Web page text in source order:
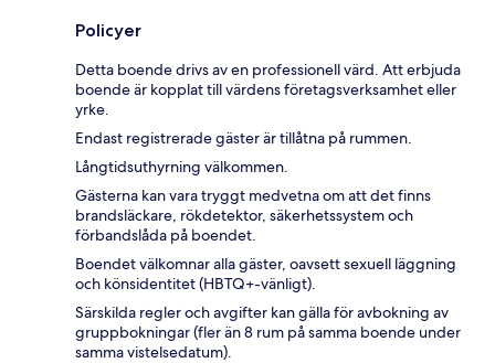
Policyer
Detta boende drivs av en professionell värd. Att erbjuda
boende är kopplat till värdens företagsverksamhet eller
yrke.
Endast registrerade gäster är tillåtna på rummen.
Långtidsuthyrning välkommen.
Gästerna kan vara tryggt medvetna om att det finns
brandsläckare, rökdetektor, säkerhetssystem och
förbandslåda på boendet.
Boendet välkomnar alla gäster, oavsett sexuell läggning
och könsidentitet (HBTQ+-vänligt).
Särskilda regler och avgifter kan gälla för avbokning av
gruppbokningar (fler än 8 rum på samma boende under
samma vistelsedatum).